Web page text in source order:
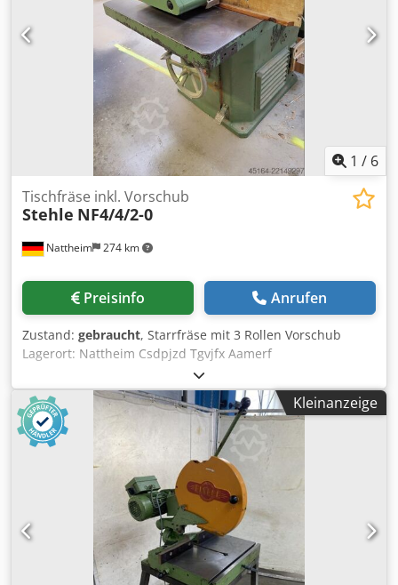
1 / 6
Nattheim 274 km
Tischfräse inkl. Vorschub
Stehle NF4/4/2-0
Preisinfo Anrufen
Zustand: gebraucht, Starrfräse mit 3 Rollen Vorschub
Lagerort: Nattheim Csdpjzd Tgvjfx Aamerf
Kleinanzeige